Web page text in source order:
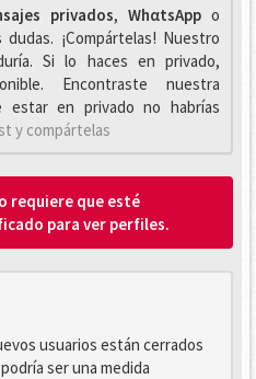
privados, WhαtsAppo
¡Compártelas! Nuestro
Si lo haces en privado,
Encontraste nuestra
estar en privado no habrías
y compártelas
requiere que esté
para ver perfiles.
usuarios están cerrados
ser una medida